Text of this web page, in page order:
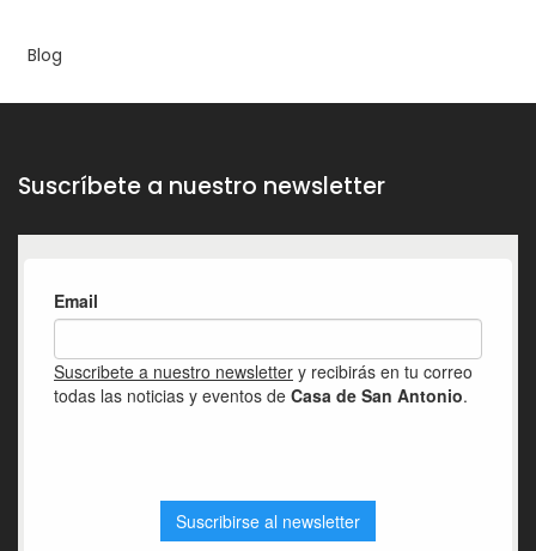
Blog
Suscríbete a nuestro newsletter